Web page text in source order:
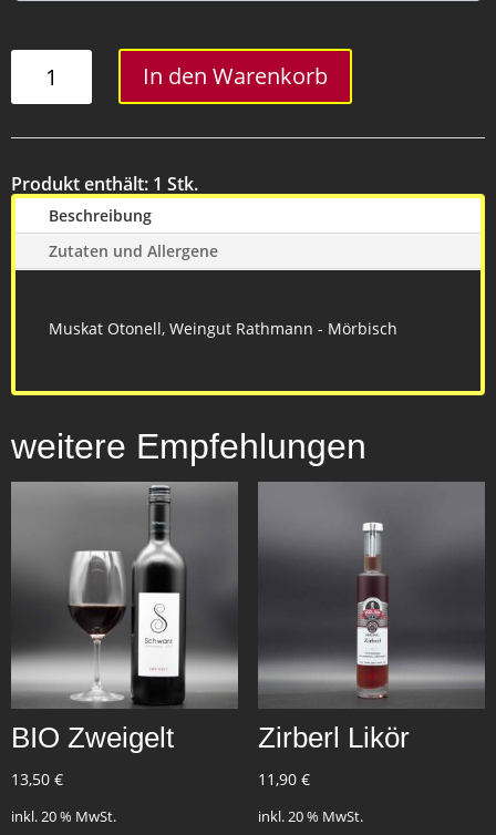
Otonell
In den Warenkorb
Produkt enthält: 1 Stk.
Beschreibung
Zutaten und Allergene
Muskat Otonell, Weingut Rathmann - Mörbisch
weitere Empfehlungen
BIO Zweigelt
13,50 €
inkl. 20 % MwSt.
Zirberl Likör
11,90 €
inkl. 20 % MwSt.